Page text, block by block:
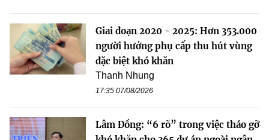
Giai đoạn 2020 - 2025: Hơn 353.000
người hưởng phụ cấp thu hút vùng
đặc biệt khó khăn
Thanh Nhung
17:35 07/08/2026
Lâm Đồng: “6 rõ” trong việc tháo gỡ